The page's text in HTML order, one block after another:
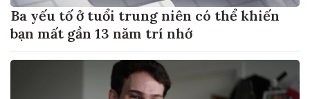
Ba yếu tố ở tuổi trung niên có thể khiến
bạn mất gần 13 năm trí nhớ